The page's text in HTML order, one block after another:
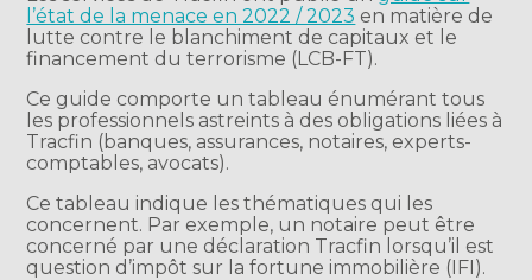
l’état de la menace en 2022 / 2023 en matière de
lutte contre le blanchiment de capitaux et le
financement du terrorisme (LCB-FT).
Ce guide comporte un tableau énumérant tous
les professionnels astreints à des obligations liées à
Tracfin (banques, assurances, notaires, experts-
comptables, avocats).
Ce tableau indique les thématiques qui les
concernent. Par exemple, un notaire peut être
concerné par une déclaration Tracfin lorsqu’il est
question d’impôt sur la fortune immobilière (IFI).